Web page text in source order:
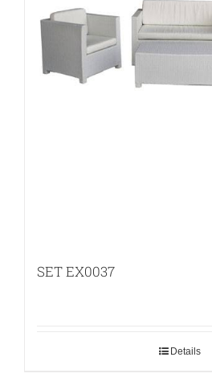
SET EX0037
Details